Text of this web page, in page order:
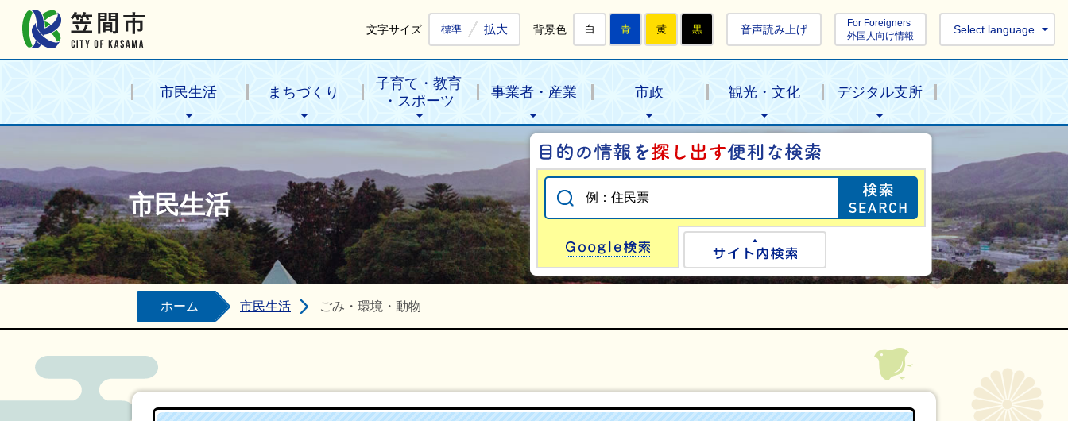
文字サイズ 標準 拡大 背景色 白 青 黄 黒 音声読み上げ
For Foreigners
外国人向け情報
Select language
市民生活 まちづくり
子育て・教育
・スポーツ
事業者・産業 市政 観光・文化 デジタル支所
市民生活
目的の情報を探
Google検索
ホーム 市民生活 ごみ・環境・動物